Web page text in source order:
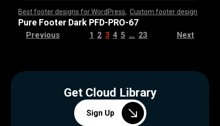
Best footer designs for WordPress ,Custom footer design
,,,,,,,,,,,,,,,,,,,,,,,,,,,,,,,,,,,,, ,,,,,,,,,,,,,,,,,,,,,,,,
,,,,,,,,,,,,,,,,,,,,,,,,,,,,,,,,,,,,, ,,,,,,,,,,,,,,,,,,,,,,,,
,,,,,,,,
Pure Footer Dark PFD-PRO-67
Previous 1 2 3 4 5 … 23 Next
Get Cloud Library
Sign Up